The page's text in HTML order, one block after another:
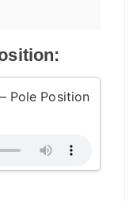
Pole Position